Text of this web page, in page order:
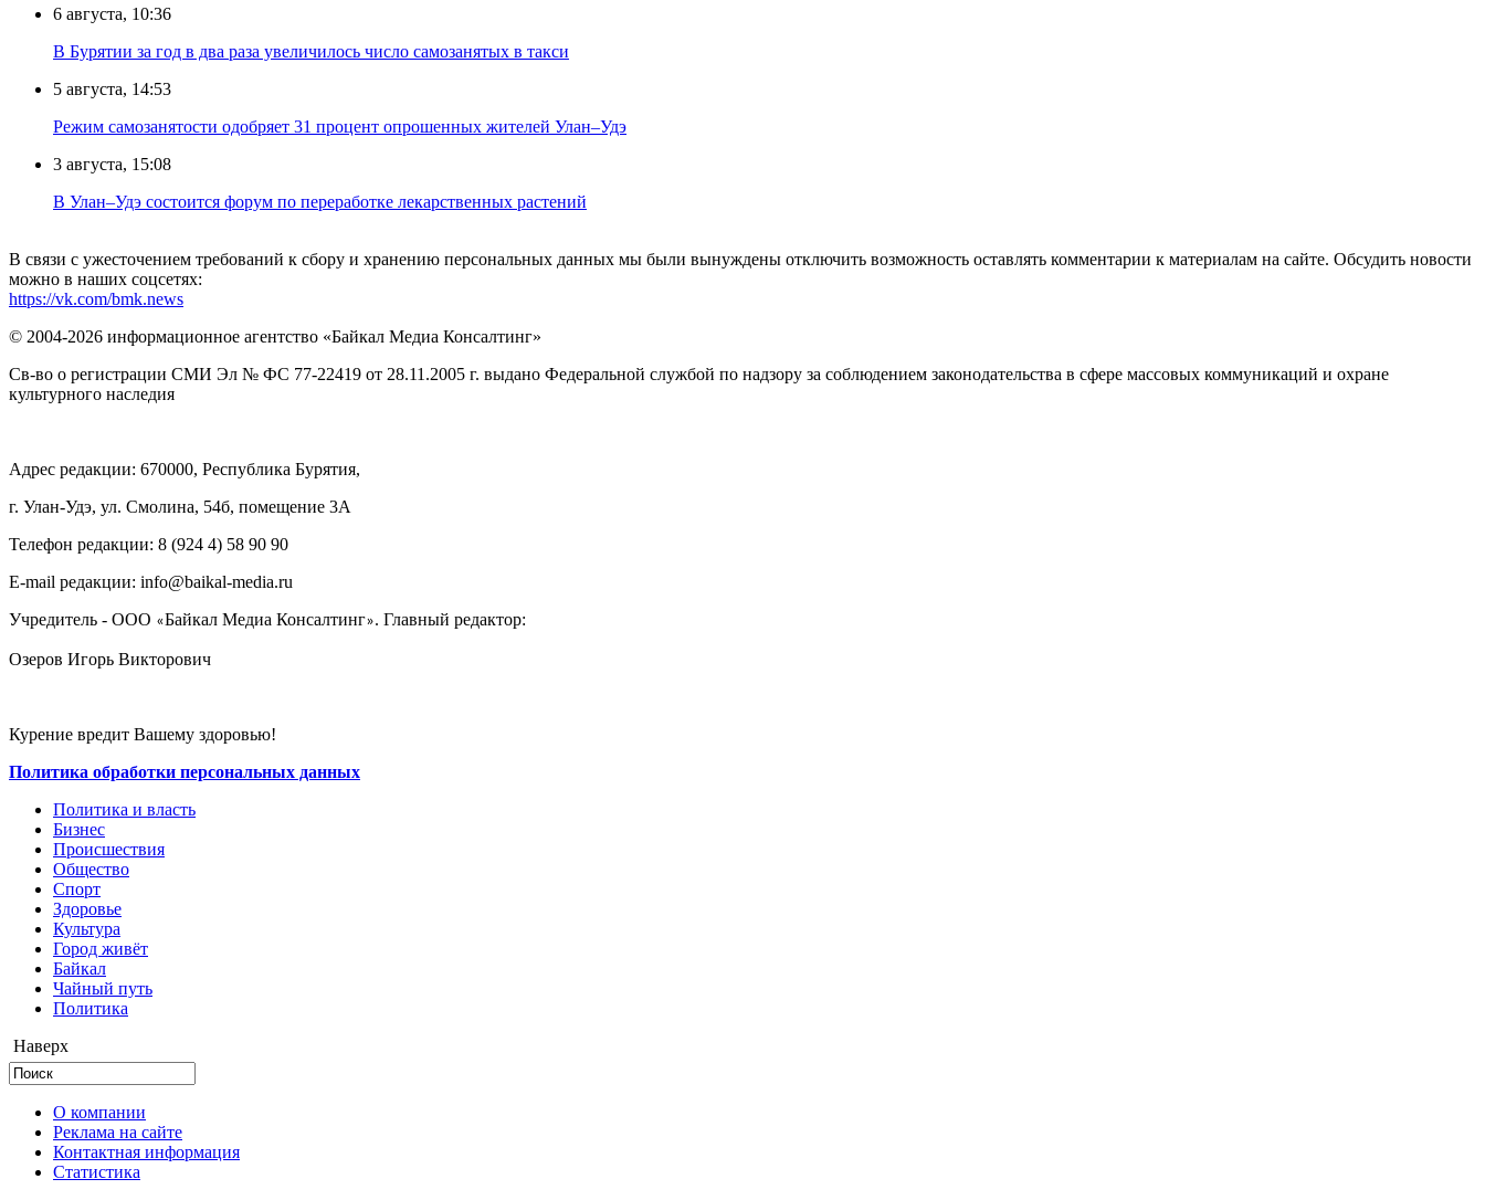
6 августа, 10:36
В Бурятии за год в два раза увеличилось число самозанятых в такси
5 августа, 14:53
Режим самозанятости одобряет 31 процент опрошенных жителей Улан–Удэ
3 августа, 15:08
В Улан–Удэ состоится форум по переработке лекарственных растений
В связи с ужесточением требований к сбору и хранению персональных данных мы были вынуждены отключить возможность оставлять комментарии к материалам на сайте. Обсудить новости
можно в наших соцсетях:
https://vk.com/bmk.news
© 2004-2026 информационное агентство «Байкал Медиа Консалтинг»
Св-во о регистрации СМИ Эл № ФС 77-22419 от 28.11.2005 г. выдано Федеральной службой по надзору за соблюдением законодательства в сфере массовых коммуникаций и охране
культурного наследия
Адрес редакции: 670000, Республика Бурятия,
г. Улан-Удэ, ул. Смолина, 54б, помещение 3А
Телефон редакции: ‎‎8 (924 4) 58 90 90
E-mail редакции: info@baikal-media.ru
Учредитель - ООО «Байкал Медиа Консалтинг». Главный редактор:
Озеров Игорь Викторович
Курение вредит Вашему здоровью!
Политика обработки персональных данных
Политика и власть
Бизнес
Происшествия
Общество
Cпорт
Здоровье
Культура
Город живёт
Байкал
Чайный путь
Политика
Наверх
О компании
Реклама на сайте
Контактная информация
Статистика